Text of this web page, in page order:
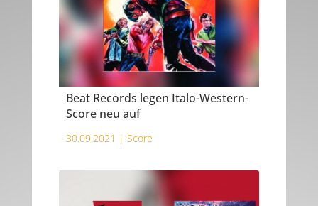
Beat Records legen Italo-Western-
Score neu auf
30.09.2021 | Score